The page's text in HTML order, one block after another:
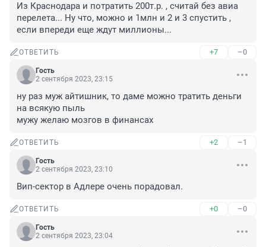
Из Краснодара и потратить 200т.р. , считай без авиа
перелета... Ну что, можно и 1млн и 2 и 3 спустить ,
если впереди еще ждут миллионы...
ОТВЕТИТЬ +7 –0
Гость
2 сентября 2023, 23:15
ну раз муж айтишник, то даме можно тратить деньги
на всякую пыль
мужу желаю мозгов в финансах
ОТВЕТИТЬ +2 –1
Гость
2 сентября 2023, 23:10
Вип-сектор в Адлере очень порадовал.
ОТВЕТИТЬ +0 –0
Гость
2 сентября 2023, 23:04